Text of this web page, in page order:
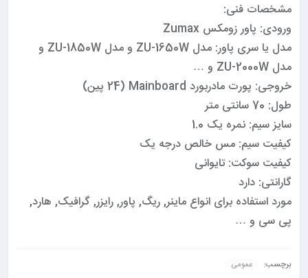
مشخصات فنی:
ورودی: پاور زومکس Zumax
مدل یا سری پاور: مدل ZU-1650W و مدل ZU-1850W و
مدل ZU-2000W و …
خروجی: پورت مادربورد Mainboard (24 پین)
طول: 70 سانتی متر
سایز سیم: نمره یک 1.0
کیفیت سیم: مس خالص درجه یک
کیفیت سوکت: تایوانی
گارانتی: دارد
مورد استفاده برای انواع ماینر, ریگ, پاور, رایزر, گرافیک, هارد,
پی سی و …
برچسب: عمومی